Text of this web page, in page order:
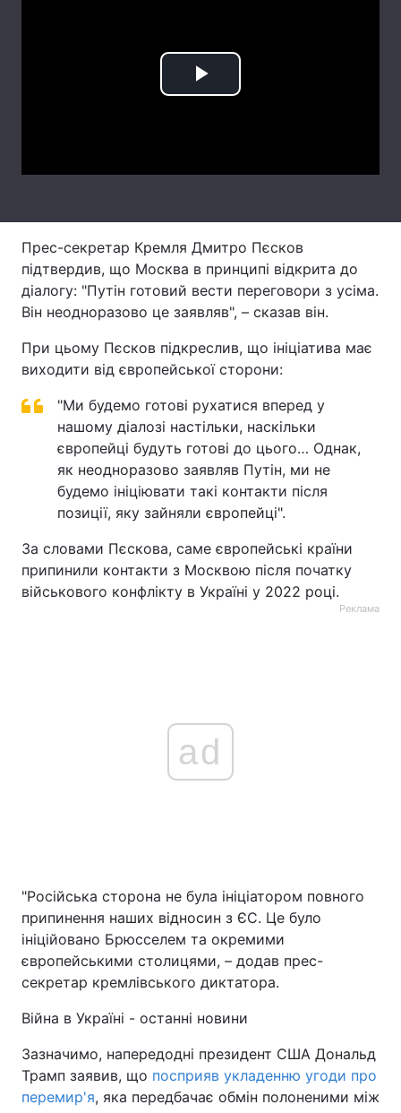
Тема оформлення
Play
Прес-секретар Кремля Дмитро Пєсков
підтвердив, що Москва в принципі відкрита до
діалогу: "Путін готовий вести переговори з усіма.
Він неодноразово це заявляв", – сказав він.
При цьому Пєсков підкреслив, що ініціатива має
виходити від європейської сторони:
"Ми будемо готові рухатися вперед у
нашому діалозі настільки, наскільки
європейці будуть готові до цього… Однак,
як неодноразово заявляв Путін, ми не
будемо ініціювати такі контакти після
позиції, яку зайняли європейці".
За словами Пєскова, саме європейські країни
припинили контакти з Москвою після початку
військового конфлікту в Україні у 2022 році.
Реклама
ad
"Російська сторона не була ініціатором повного
припинення наших відносин з ЄС. Це було
ініційовано Брюсселем та окремими
європейськими столицями, – додав прес-
секретар кремлівського диктатора.
Війна в Україні - останні новини
Зазначимо, напередодні президент США Дональд
Трамп заявив, що посприяв укладенню угоди про
перемир'я, яка передбачає обмін полоненими між